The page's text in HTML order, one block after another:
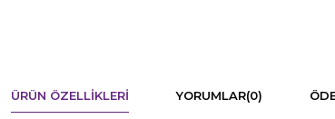
ÜRÜN ÖZELLIKLERI YORUMLAR(0)